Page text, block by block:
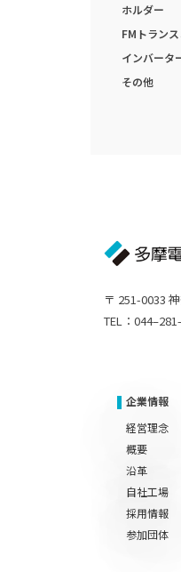
ホルダー
FMトラン
インバータ
その他
〒 251-0033
TEL：
企業情報
経営理念
概要
沿革
自社工場
採用情報
参加団体